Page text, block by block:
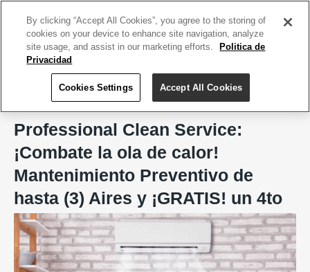
Professional Clean Service
Professional Clean Service:
¡Combate la ola de calor!
Mantenimiento Preventivo de
hasta (3) Aires y ¡GRATIS! un 4to
By clicking “Accept All Cookies”, you agree to the storing of
cookies on your device to enhance site navigation, analyze
site usage, and assist in our marketing efforts.
Politica de
Privacidad
Cookies Settings Accept All Cookies